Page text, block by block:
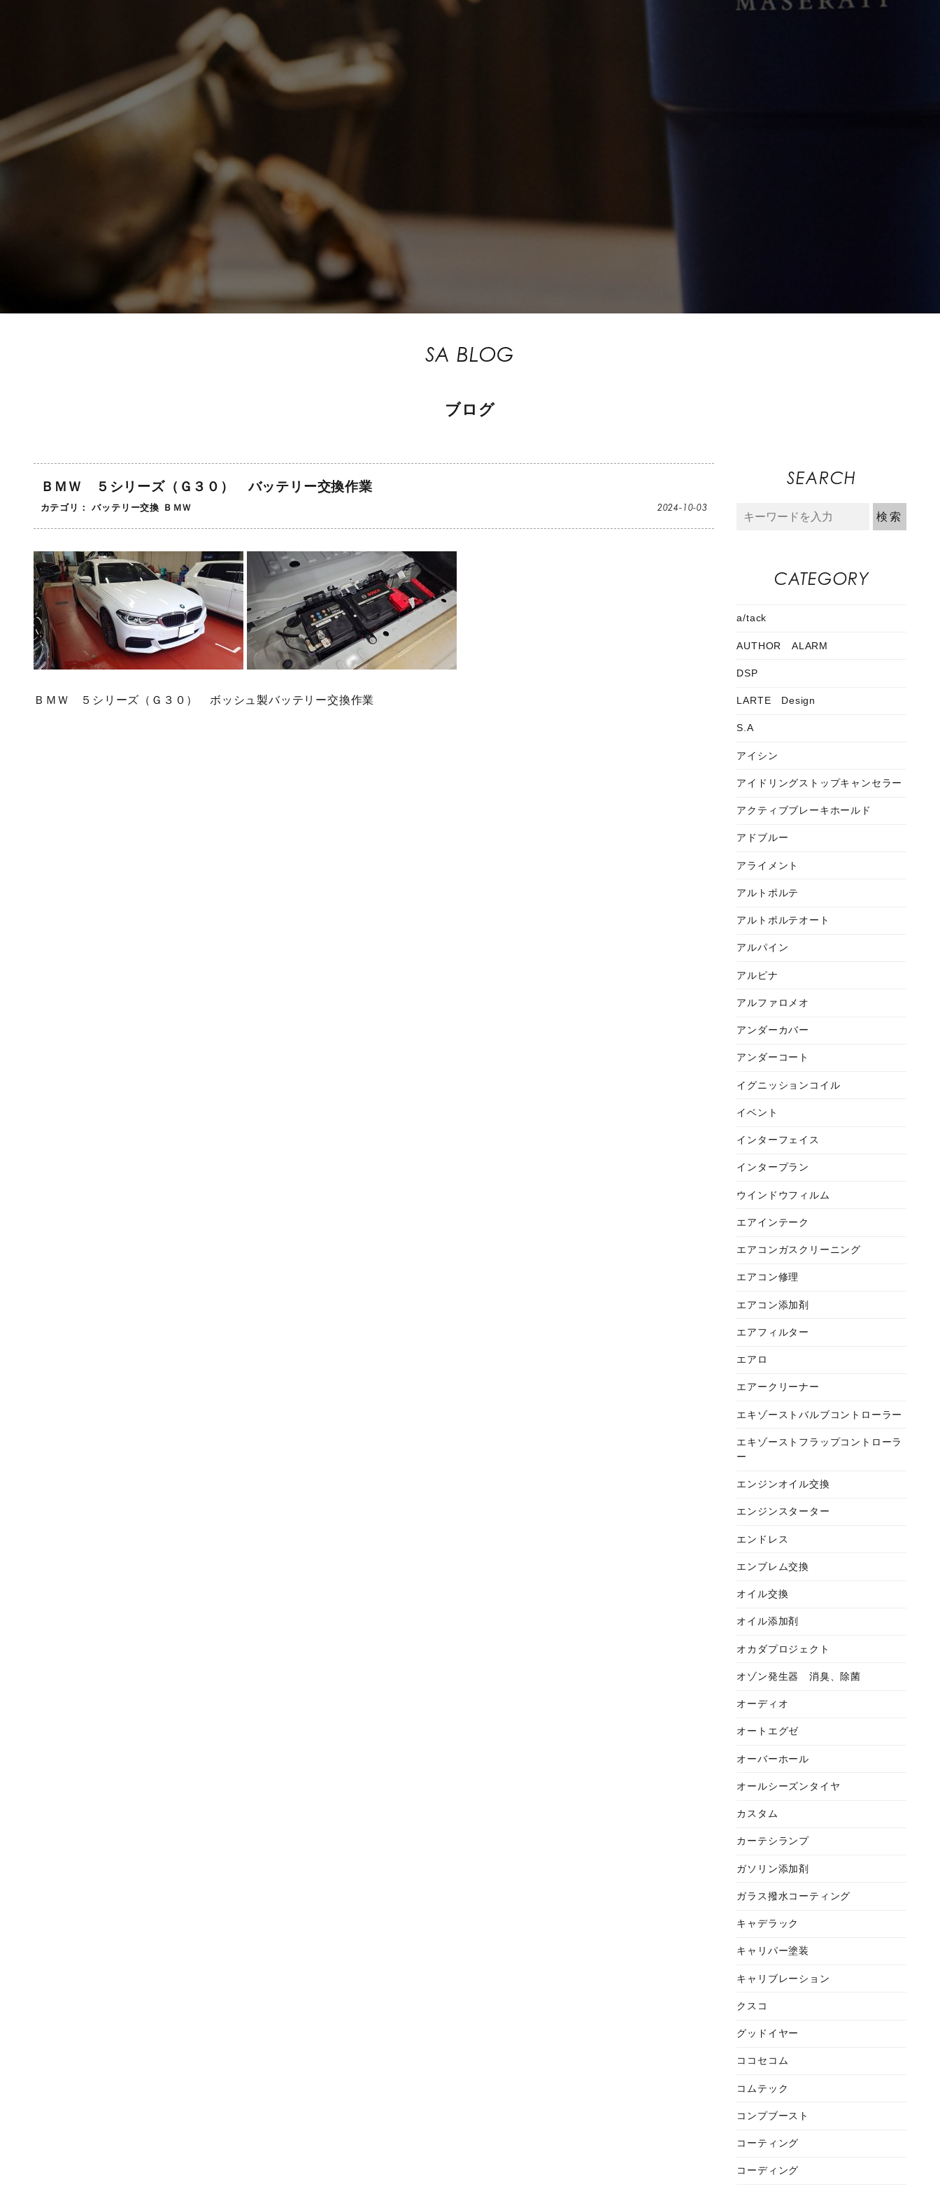
SA BLOG
ブログ
ＢＭＷ ５シリーズ（Ｇ３０） バッテリー交換作業
カテゴリ：バッテリー交換 ＢＭＷ 2024-10-03
ＢＭＷ ５シリーズ（Ｇ３０） ボッシュ製バッテリー交換作業
SEARCH
CATEGORY
a/tack
AUTHOR ALARM
DSP
LARTE Design
S.A
アイシン
アイドリングストップキャンセラー
アクティブブレーキホールド
アドブルー
アライメント
アルトポルテ
アルトポルテオート
アルパイン
アルピナ
アルファロメオ
アンダーカバー
アンダーコート
イグニッションコイル
イベント
インターフェイス
インタープラン
ウインドウフィルム
エアインテーク
エアコンガスクリーニング
エアコン修理
エアコン添加剤
エアフィルター
エアロ
エアークリーナー
エキゾーストバルブコントローラー
エキゾーストフラップコントローラ
ー
エンジンオイル交換
エンジンスターター
エンドレス
エンブレム交換
オイル交換
オイル添加剤
オカダプロジェクト
オゾン発生器 消臭、除菌
オーディオ
オートエグゼ
オーバーホール
オールシーズンタイヤ
カスタム
カーテシランプ
ガソリン添加剤
ガラス撥水コーティング
キャデラック
キャリパー塗装
キャリブレーション
クスコ
グッドイヤー
ココセコム
コムテック
コンプブースト
コーティング
コーディング